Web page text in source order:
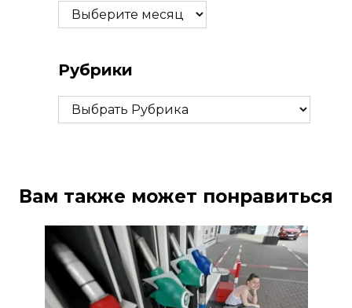
Архивы
Рубрики
Рубрики
Вам также может понравиться